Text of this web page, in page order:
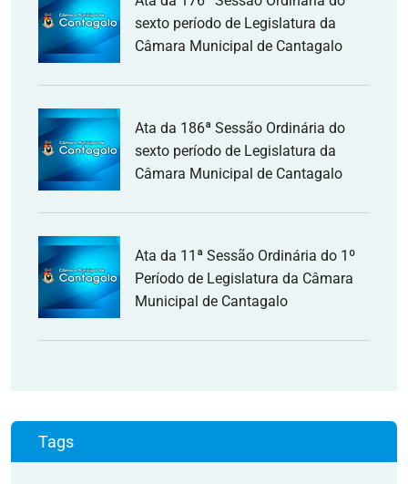
sexto período de Legislatura da
Câmara Municipal de Cantagalo
Ata da 186ª Sessão Ordinária do
sexto período de Legislatura da
Câmara Municipal de Cantagalo
Ata da 11ª Sessão Ordinária do 1º
Período de Legislatura da Câmara
Municipal de Cantagalo
Tags